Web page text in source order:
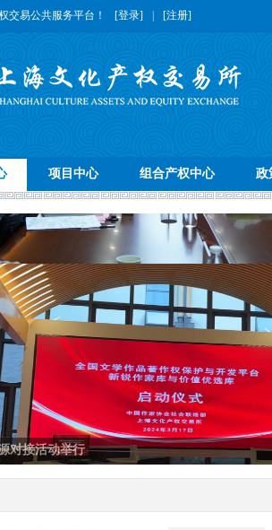
交易公共服务平台！ [登录] [注册]
项目中心 组合产权中心 政
对接活动举行